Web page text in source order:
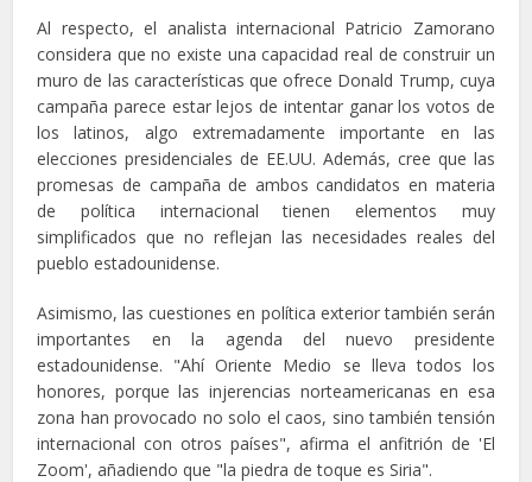
Al respecto, el analista internacional Patricio Zamorano
considera que no existe una capacidad real de construir un
muro de las características que ofrece Donald Trump, cuya
campaña parece estar lejos de intentar ganar los votos de
los latinos, algo extremadamente importante en las
elecciones presidenciales de EE.UU. Además, cree que las
promesas de campaña de ambos candidatos en materia
de política internacional tienen elementos muy
simplificados que no reflejan las necesidades reales del
pueblo estadounidense.
Asimismo, las cuestiones en política exterior también serán
importantes en la agenda del nuevo presidente
estadounidense. "Ahí Oriente Medio se lleva todos los
honores, porque las injerencias norteamericanas en esa
zona han provocado no solo el caos, sino también tensión
internacional con otros países", afirma el anfitrión de 'El
Zoom', añadiendo que "la piedra de toque es Siria".